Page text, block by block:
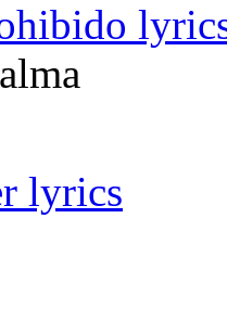
lyrics